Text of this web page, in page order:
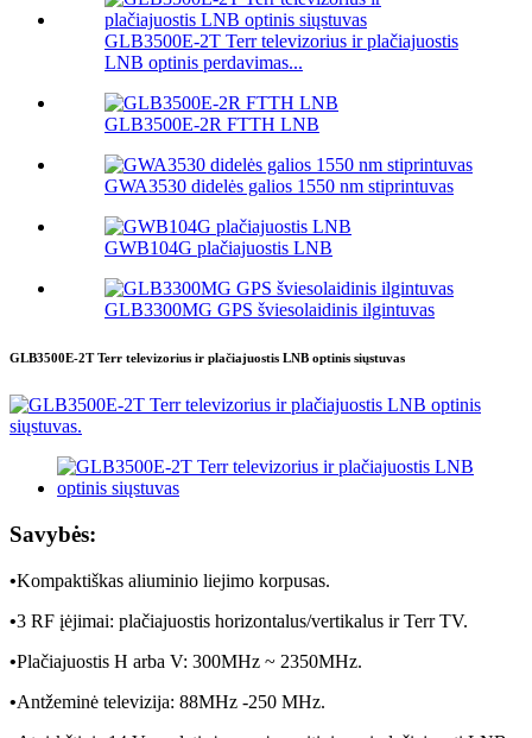
GLB3500E-2T Terr televizorius ir plačiajuostis
LNB optinis perdavimas...
GLB3500E-2R FTTH LNB
GWA3530 didelės galios 1550 nm stiprintuvas
GWB104G plačiajuostis LNB
GLB3300MG GPS šviesolaidinis ilgintuvas
GLB3500E-2T Terr televizorius ir plačiajuostis LNB optinis siųstuvas
Savybės:
•Kompaktiškas aliuminio liejimo korpusas.
•3 RF įėjimai: plačiajuostis horizontalus/vertikalus ir Terr TV.
•Plačiajuostis H arba V: 300MHz ~ 2350MHz.
•Antžeminė televizija: 88MHz -250 MHz.